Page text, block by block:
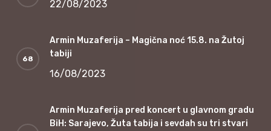
22/08/2023
Armin Muzaferija – Magična noć 15.8. na Žutoj
tabiji
16/08/2023
Armin Muzaferija pred koncert u glavnom gradu
BiH: Sarajevo, Žuta tabija i sevdah su tri stvari